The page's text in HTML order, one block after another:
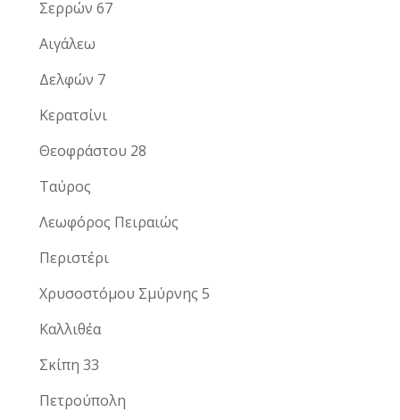
Σερρών 67
Αιγάλεω
Δελφών 7
Κερατσίνι
Θεοφράστου 28
Ταύρος
Λεωφόρος Πειραιώς
Περιστέρι
Χρυσοστόμου Σμύρνης 5
Καλλιθέα
Σκίπη 33
Πετρούπολη